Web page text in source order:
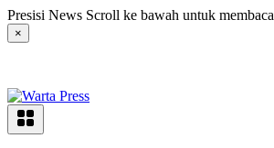
Langsung
ke
konten
Presisi News Scroll ke bawah untuk membaca
×